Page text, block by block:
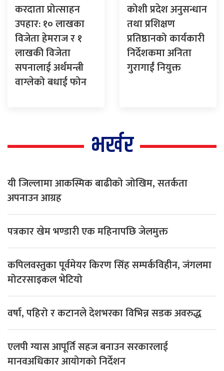
करदाता प्रोत्साहन
उपहार: १० लाखका
विजेता हेमराज र १
लाखकी विजेता
सपनालाई अर्थमन्त्री
वाग्लेको बधाई फोन
कोशी प्रदेश अनुसन्धान
तथा प्रशिक्षण
प्रतिष्ठानको कार्यकारी
निर्देशकमा अनिता
गुरागाईं नियुक्त
भर्खर
यी जिल्लामा आकस्मिक बाढीको जोखिम, सतर्कता
अपनाउन आग्रह
पत्रकार खेम भण्डारी एक महिनापछि जेलमुक्त
कपिलवस्तुका पूर्वमेयर किरण सिंह सम्पर्कविहीन, जंगलमा
मोटरसाइकल भेटियो
वर्षा, पहिरो र कटानले देशभरका विभिन्न सडक अवरुद्ध
एलपी ग्यास आपूर्ति सहज बनाउन सरकारलाई
मानवअधिकार आयोगको निर्देशन